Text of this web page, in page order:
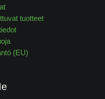
tuotteet
(EU)